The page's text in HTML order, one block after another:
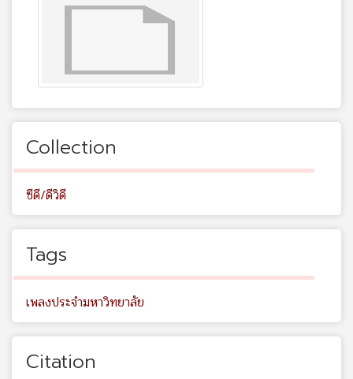
Collection
ซีดี/ดีวิดี
Tags
เพลงประจำมหาวิทยาลัย
Citation